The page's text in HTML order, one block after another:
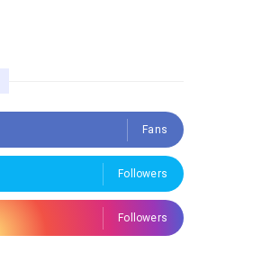
Fans
Followers
Followers